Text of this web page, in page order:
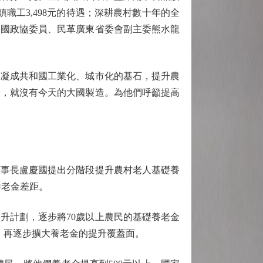
職工3,498元的待遇；深耕農村數十年的全
政協委員、民革廣東省委會副主委熊水龍
共和國工業化、城市化的基石，提升農
就沒有今天的大國製造。為他們呼籲提高
盧慶國提出分階段提升農村老人基礎養
金差距。
劃，逐步將70歲以上農民的基礎養老金
逐步擴大養老金的提升覆蓋面。